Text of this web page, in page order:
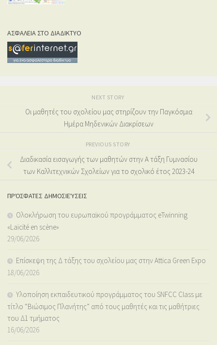
ΑΣΦΑΛΕΙΑ ΣΤΟ ΔΙΑΔΙΚΤΥΟ
NEXT STORY
Οι μαθητές του σχολείου μας στηρίζουν την Παγκόσμια
Ημέρα Μηδενικών Διακρίσεων
PREVIOUS STORY
Διαδικασία εισαγωγής των μαθητών στην Α τάξη Γυμνασίου
των Καλλιτεχνικών Σχολείων για το σχολικό έτος 2023-24
ΠΡΌΣΦΑΤΕΣ ΔΗΜΟΣΙΕΎΣΕΙΣ
Ολοκλήρωση του ευρωπαϊκού προγράμματος eTwinning
«Laïcité en scène»
29/06/2026
Επίσκεψη της Δ τάξης του σχολείου μας στην Attica Green Expo
18/06/2026
Υλοποίηση εκπαιδευτικού προγράμματος του SNFCC Class με
τίτλο “Βιώσιμος Πλανήτης” από τους μαθητές και τις μαθήτριες
του Δ1 τμήματος
16/06/2026